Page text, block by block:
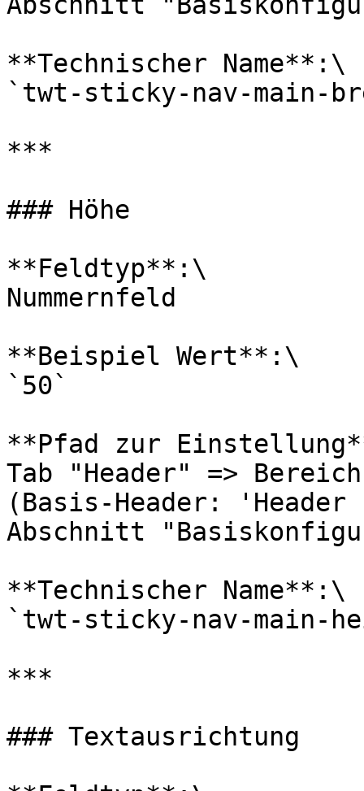
**Technischer Name**:\
`twt-sticky-nav-main-
***
### Höhe
**Feldtyp**:\
Nummernfeld
**Beispiel Wert**:\
`50`
**Pfad zur
Tab "Header" =>
(Basis-Header:
Abschnitt
**Technischer Name**:\
`twt-sticky-nav-main-
***
### Textausrichtung